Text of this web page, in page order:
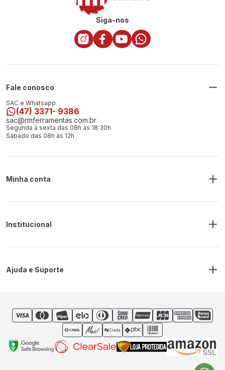
Siga-nos
Fale conosco
SAC e Whatsapp
(47) 3371- 9386
sac@rmferramentas.com.br
Segunda à sexta das 08h às 18:30h
Sábado das 08h às 12h
Minha conta
Endereço de Entrega
Institucional
Politica de Privacidade
Ajuda e Suporte